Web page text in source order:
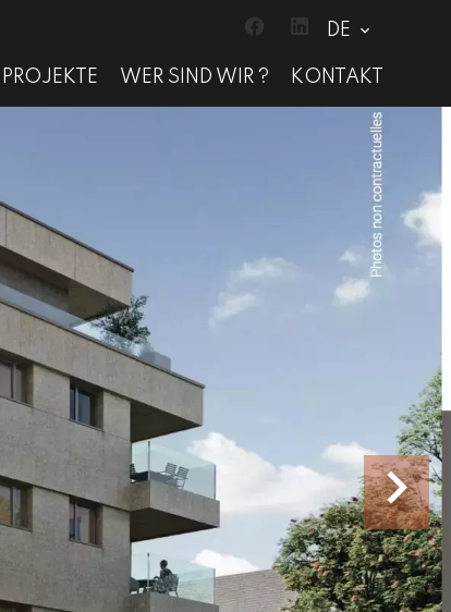
DE
PROJEKTE WER SIND WIR ? KONTAKT